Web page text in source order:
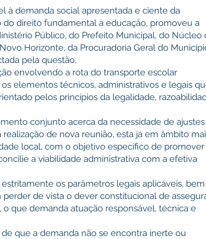
à demanda social apresentada e ciente da
direito fundamental à educação, promoveu a
Público, do Prefeito Municipal, do Núcleo
Horizonte, da Procuradoria Geral do
pela questão.
envolvendo a rota do transporte escolar
elementos técnicos, administrativos e legais
pelos princípios da legalidade,
conjunto acerca da necessidade de ajustes
de nova reunião, esta já em âmbito
local, com o objetivo específico de promover
a viabilidade administrativa com a efetiva
os parâmetros legais aplicáveis, bem
de vista o dever constitucional de
que demanda atuação responsável, técnica e
que a demanda não se encontra inerte ou